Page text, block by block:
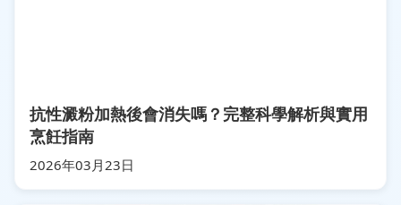
抗性澱粉加熱後會消失嗎？完整科學解析與實用
烹飪指南
2026年03月23日